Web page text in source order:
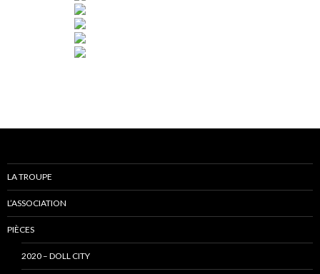
LA TROUPE
L’ASSOCIATION
PIÈCES
2020 – DOLL CITY